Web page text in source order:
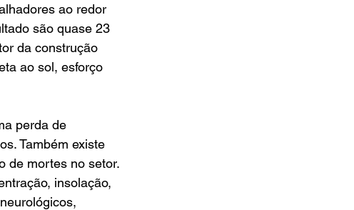
ao redor
são quase 23
da construção
ao sol, esforço
perda de
Também existe
de mortes no setor.
insolação,